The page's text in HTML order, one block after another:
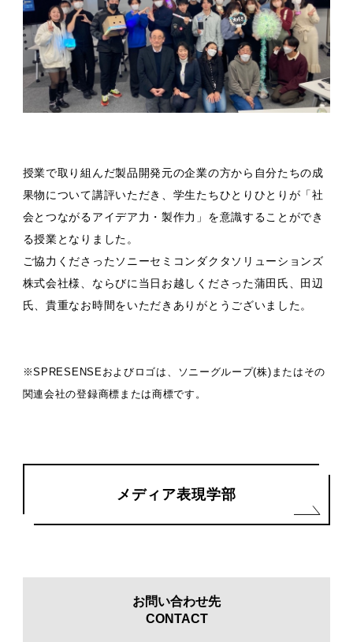
授業で取り組んだ製品開発元の企業の方から自分たちの成
果物について講評いただき、学生たちひとりひとりが「社
会とつながるアイデア力・製作力」を意識することができ
る授業となりました。
ご協力くださったソニーセミコンダクタソリューションズ
株式会社様、ならびに当日お越しくださった蒲田氏、田辺
氏、貴重なお時間をいただきありがとうございました。
※SPRESENSEおよびロゴは、ソニーグループ(株)またはその
関連会社の登録商標または商標です。
メディア表現学部
お問い合わせ先
CONTACT